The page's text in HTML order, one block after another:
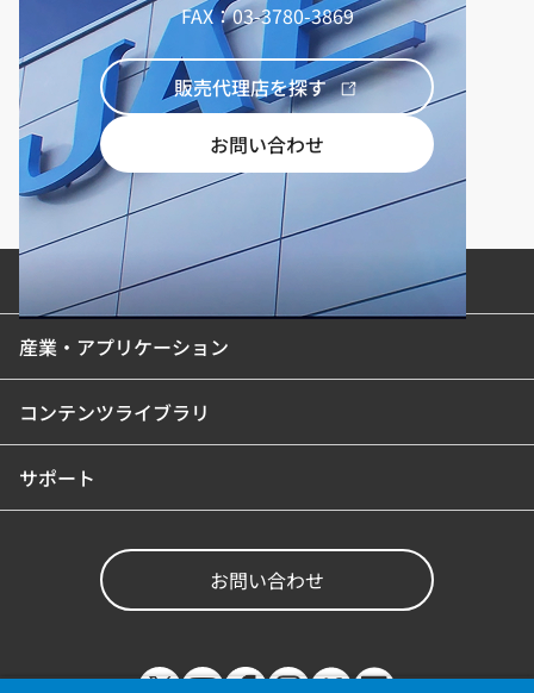
FAX：03-3780-3869
販売代理店を探す
お問い合わせ
製品カテゴリ
産業・アプリケーション
コンテンツライブラリ
サポート
お問い合わせ